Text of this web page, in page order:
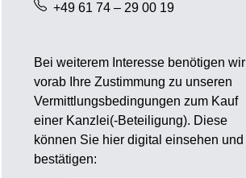
+49 61 74 – 29 00 19
Bei weiterem Interesse benötigen wir
vorab Ihre Zustimmung zu unseren
Vermittlungsbedingungen zum Kauf
einer Kanzlei(-Beteiligung). Diese
können Sie hier digital einsehen und
bestätigen: